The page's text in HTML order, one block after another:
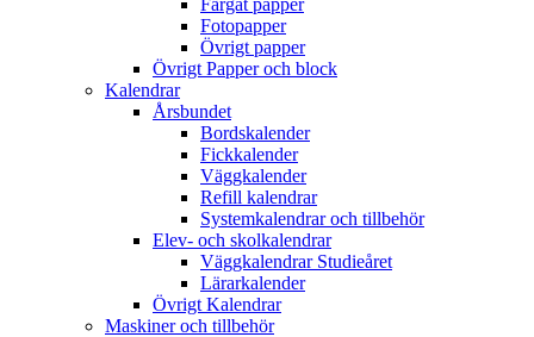
Färgat papper
Fotopapper
Övrigt papper
Övrigt Papper och block
Kalendrar
Årsbundet
Bordskalender
Fickkalender
Väggkalender
Refill kalendrar
Systemkalendrar och tillbehör
Elev- och skolkalendrar
Väggkalendrar Studieåret
Lärarkalender
Övrigt Kalendrar
Maskiner och tillbehör